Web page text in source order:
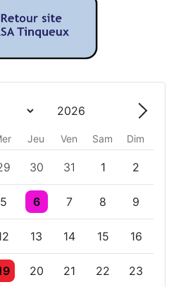
Année
Suivant
Jeu Ven Sam Dim
30 31 1 2
5 6
Un évènement
7 8 9
13 14 15 16
évènement
20 21 22 23